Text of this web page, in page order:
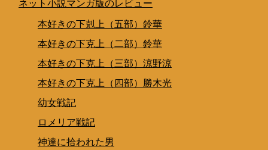
ネット小説マンガ版のレビュー
本好きの下剋上（五部）鈴華
本好きの下克上（二部）鈴華
本好きの下克上（三部）涼野涼
本好きの下克上（四部）勝木光
幼女戦記
ロメリア戦記
神達に拾われた男